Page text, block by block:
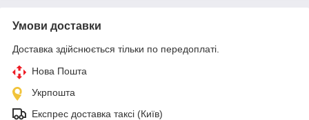
Умови доставки
Доставка здійснюється тільки по передоплаті.
Нова Пошта
Укрпошта
Експрес доставка таксі (Київ)